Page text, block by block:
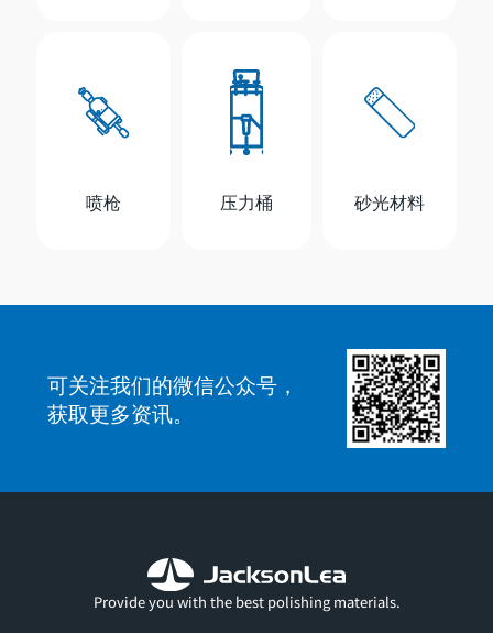
喷枪 压力桶 砂光材料
可关注我们的微信公众号，
获取更多资讯。
Provide you with the best polishing materials.